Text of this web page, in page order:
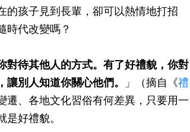
的孩子見到長輩，卻可以熱情地打招
時代改變嗎？
對待其他人的方式。有了好禮貌，你對
別人知道你關心他們。
」（摘自《禮
遷、各地文化習俗有何差異，只要用一
好禮貌。